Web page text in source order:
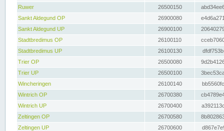
Ruwer
26500150
Sankt Aldegund OP
26900080
Sankt Aldegund UP
26900100
Stadtbredimus OP
26100110
Stadtbredimus UP
26100130
Trier OP
26500080
Trier UP
26500100
Wincheringen
26100140
Wintrich OP
26700380
Wintrich UP
26700400
Zeltingen OP
26700580
Zeltingen UP
26700600